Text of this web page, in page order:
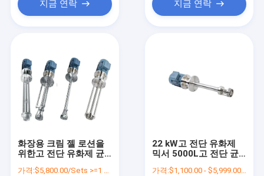
지금 연락 지금 연락
화장용 크림 젤 로션을
위한고 전단 유화제 균
가격:$5,800.00/Sets >=1 Sets
22 kW고 전단 유화제
믹서 5000L고 전단 균
가격:$1,100.00 - $5,999.00/Sets